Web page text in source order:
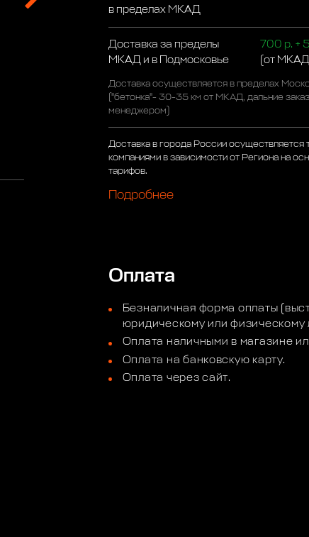
в пределах МКАД
Доставка за пределы
МКАД и в Подмосковье
700 р. +
(от МКАД)
Доставка осуществляется в пределах
("бетонка"- 30-35 км от МКАД, дальние
менеджером)
Доставка в города России осуществляется
компаниями в зависимости от Региона на
тарифов.
Подробнее
Оплата
Безналичная форма оплаты
юридическому или физическому
Оплата наличными в магазине
Оплата на банковскую карту.
Оплата через сайт.